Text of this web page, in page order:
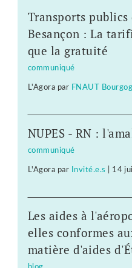
Transports publics
Besançon : La
que la gratuité
communiqué
L'Agora par FNAUT
NUPES - RN :
communiqué
L'Agora par Invité.e.s 14
Les aides à
elles conformes
matière d'aides